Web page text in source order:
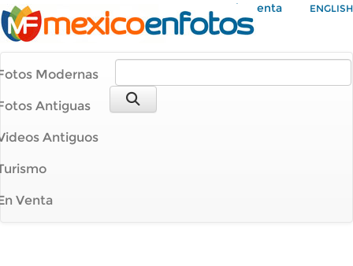
Mi Cuenta ENGLISH
Modernas
Antiguas
Antiguos
Venta